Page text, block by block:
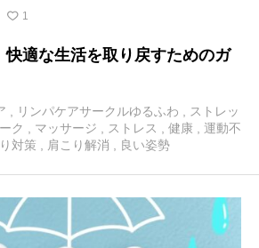
1
快適な生活を取り戻すためのガ
リンパケアサークルゆるふわ
ストレッ
ク , マッサージ , ストレス , 健康 , 運動不
対策 , 肩こり解消 , 良い姿勢